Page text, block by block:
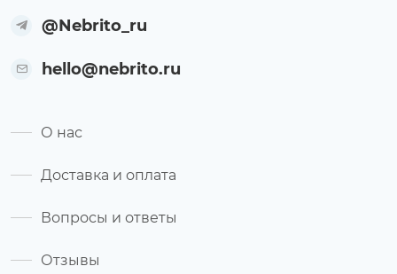
@Nebrito_ru
hello@nebrito.ru
О нас
Доставка и оплата
Вопросы и ответы
Отзывы